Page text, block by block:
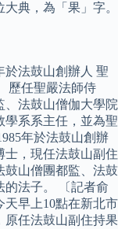
典，為「果」字。
於法鼓山創辦人 聖
歷任聖嚴法師侍
、法鼓山僧伽大學院
學系系主任，並為聖
年於法鼓山創辦
士，現任法鼓山副住
鼓山僧團都監、法鼓
的法子。 〔記者俞
天早上10點在新北市
原任法鼓山副住持果